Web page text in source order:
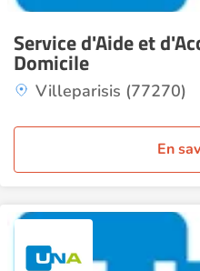
Service d'Aide et
Domicile
Villeparisis (77270)
En